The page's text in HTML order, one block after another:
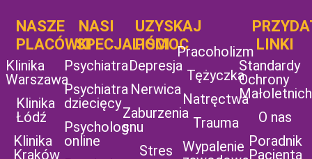
NASZE
PLACÓWKI
Klinika
Warszawa
Klinika
Łódź
Klinika
Kraków
NASI
SPECJALIŚCI
Psychiatra
Psychiatra
dziecięcy
Psycholog
online
UZYSKAJ
POMOC
Depresja
Nerwica
Zaburzenia
snu
Stres
UZYSKAJ
POMOC
Pracoholizm
Tężyczka
Natręctwa
Trauma
Wypalenie
LINKI
Standardy
Ochrony
Małoletnich
O nas
Poradnik
Pacjenta